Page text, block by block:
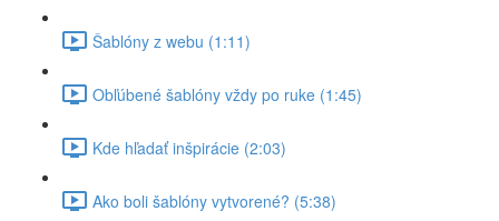
Šablóny z webu (1:11)
Obľúbené šablóny vždy po ruke (1:45)
Kde hľadať inšpirácie (2:03)
Ako boli šablóny vytvorené? (5:38)